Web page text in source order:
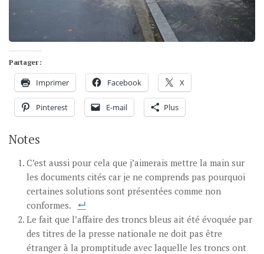
Partager :
Imprimer Facebook X
Pinterest E-mail Plus
Notes
C’est aussi pour cela que j’aimerais mettre la main sur
les documents cités car je ne comprends pas pourquoi
certaines solutions sont présentées comme non
conformes.
Le fait que l’affaire des troncs bleus ait été évoquée par
des titres de la presse nationale ne doit pas être
étranger à la promptitude avec laquelle les troncs ont